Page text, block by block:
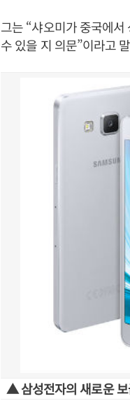
그는 “샤오미가 중국에
수 있을 지 의문”이라고
▲ 삼성전자의 새로운